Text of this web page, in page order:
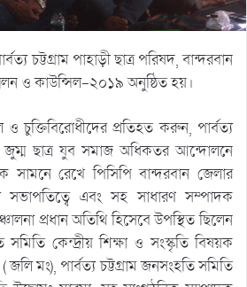
চট্টগ্রাম পাহাড়ী ছাত্র পরিষদ, বান্দরবান
ও কাউন্সিল-২০১৯ অনুষ্ঠিত হয়।
ও চুক্তিবিরোধীদের প্রতিহত করুন, পার্বত্য
জুম্ম ছাত্র যুব সমাজ অধিকতর আন্দোলনে
সামনে রেখে পিসিপি বান্দরবান জেলার
এবং সহ সাধারণ সম্পাদক
প্রধান অতিথি হিসেবে উপস্থিত ছিলেন
সমিতি কেন্দ্রীয় শিক্ষা ও সংস্কৃতি বিষয়ক
মং), পার্বত্য চট্টগ্রাম জনসংহতি সমিতি